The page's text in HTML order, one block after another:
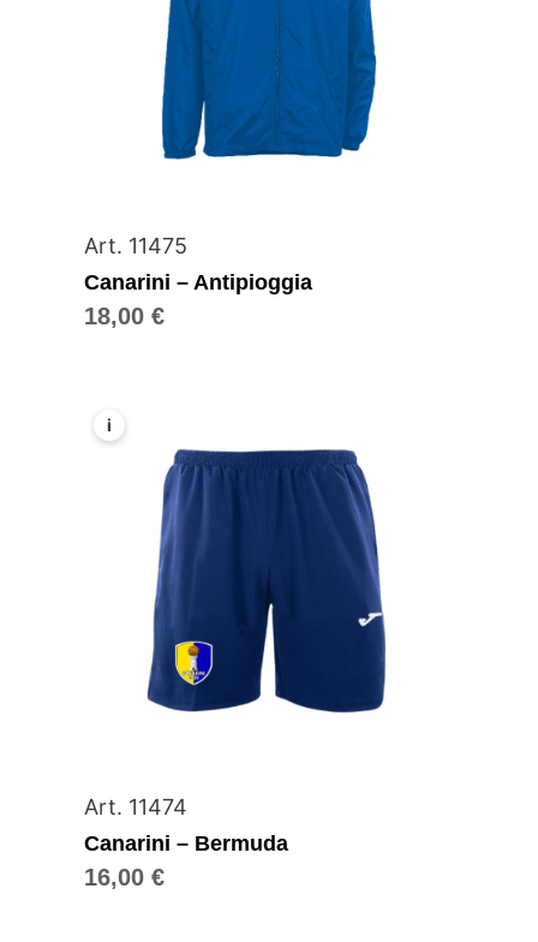
Art. 11475
Canarini – Antipioggia
18,00€
i
Art. 11474
Canarini – Bermuda
16,00€